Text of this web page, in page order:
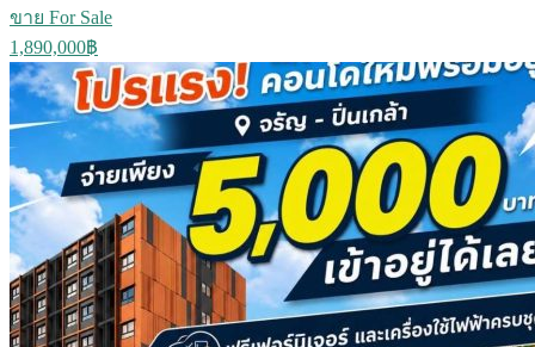
ขาย For Sale
1,890,000฿